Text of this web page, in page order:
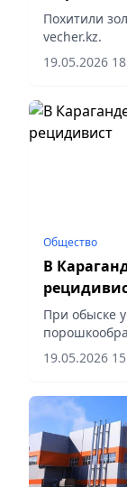
Похитили
vecher.kz.
19.05.2026
Общество
В
При обыске
сообщает
19.05.2026